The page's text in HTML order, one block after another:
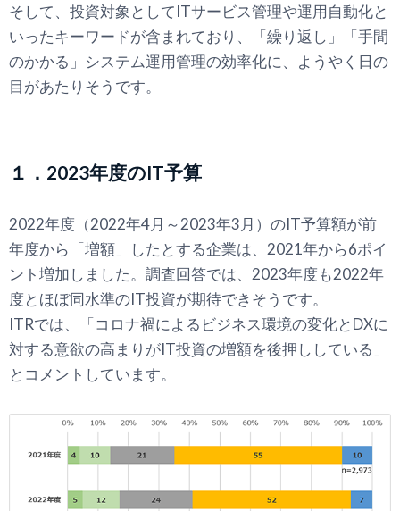
そして、投資対象としてITサービス管理や運用自動化と
いったキーワードが含まれており、「繰り返し」「手間
のかかる」システム運用管理の効率化に、ようやく日の
目があたりそうです。
１．2023年度のIT予算
2022年度（2022年4月～2023年3月）のIT予算額が前
年度から「増額」したとする企業は、2021年から6ポイ
ント増加しました。調査回答では、2023年度も2022年
度とほぼ同水準のIT投資が期待できそうです。
ITRでは、「コロナ禍によるビジネス環境の変化とDXに
対する意欲の高まりがIT投資の増額を後押ししている」
とコメントしています。